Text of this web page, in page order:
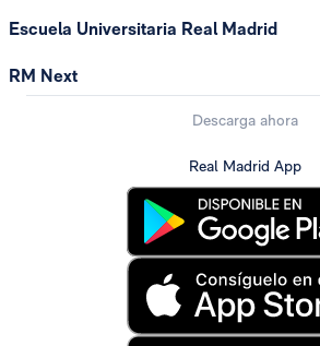
Escuela Universitaria Real Madrid
RM Next
Descarga ahora
Real Madrid App